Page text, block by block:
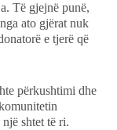
Të gjejnë punë,
ato gjërat nuk
e tjerë që
përkushtimi dhe
shtet të ri.